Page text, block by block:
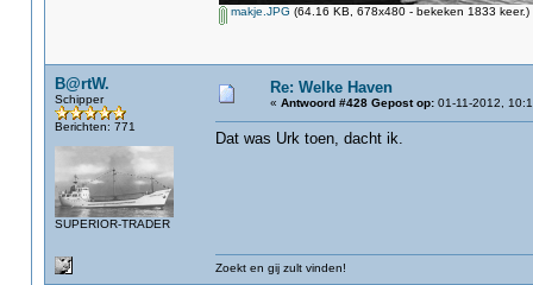
makje.JPG (64.16 KB, 678x480 - bekeken 1833 keer.)
B@rtW.
Schipper
Berichten: 771
SUPERIOR-TRADER
Re: Welke Haven
« Antwoord #428 Gepost op: 01-11-2012,
Dat was Urk toen, dacht ik.
Zoekt en gij zult vinden!